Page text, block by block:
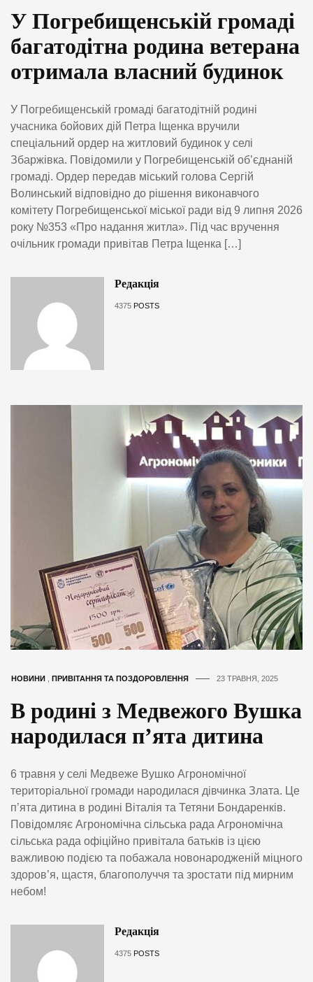
У Погребищенській громаді
багатодітна родина ветерана
отримала власний будинок
У Погребищенській громаді багатодітній родині
учасника бойових дій Петра Іщенка вручили
спеціальний ордер на житловий будинок у селі
Збаржівка. Повідомили у Погребищенській об’єднаній
громаді. Ордер передав міський голова Сергій
Волинський відповідно до рішення виконавчого
комітету Погребищенської міської ради від 9 липня 2026
року №353 «Про надання житла». Під час вручення
очільник громади привітав Петра Іщенка […]
Редакція
4375 POSTS
НОВИНИ , ПРИВІТАННЯ ТА ПОЗДОРОВЛЕННЯ 23 ТРАВНЯ, 2025
В родині з Медвежого Вушка
народилася п’ята дитина
6 травня у селі Медвеже Вушко Агрономічної
територіальної громади народилася дівчинка Злата. Це
п’ята дитина в родині Віталія та Тетяни Бондаренків.
Повідомляє Агрономічна сільська рада Агрономічна
сільська рада офіційно привітала батьків із цією
важливою подією та побажала новонародженій міцного
здоров’я, щастя, благополуччя та зростати під мирним
небом!
Редакція
4375 POSTS